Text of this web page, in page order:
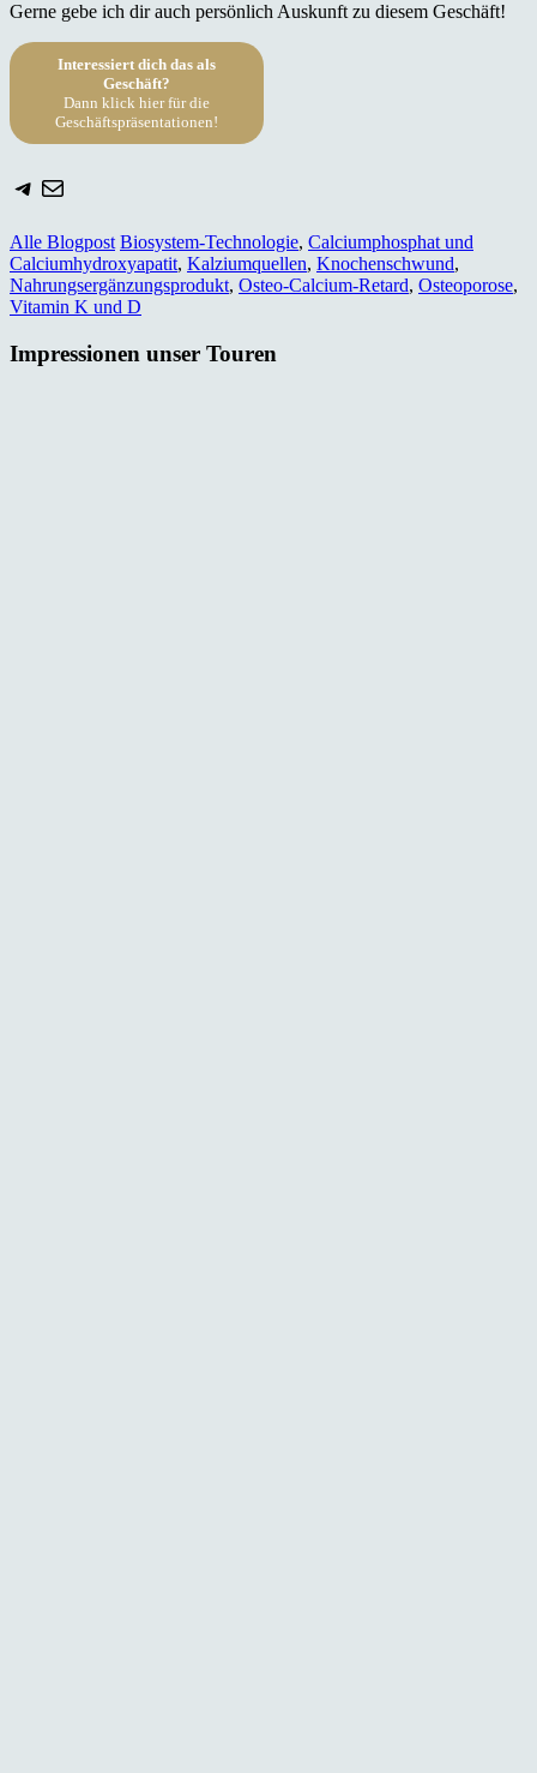
Gerne gebe ich dir auch persönlich Auskunft zu diesem Geschäft!
Interessiert dich das als
Geschäft?
Dann klick hier für die
Geschäftspräsentationen!
Telegram
E-Mail
Alle Blogpost Biosystem-Technologie, Calciumphosphat und
Calciumhydroxyapatit, Kalziumquellen, Knochenschwund,
Nahrungsergänzungsprodukt, Osteo-Calcium-Retard, Osteoporose,
Vitamin K und D
Impressionen unser Touren